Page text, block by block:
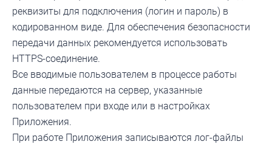
реквизиты для подключения (логин и пароль) в
кодированном виде. Для обеспечения безопасности
передачи данных рекомендуется использовать
HTTPS-соединение.
Все вводимые пользователем в процессе работы
данные передаются на сервер, указанные
пользователем при входе или в настройках
Приложения.
При работе Приложения записываются лог-файлы